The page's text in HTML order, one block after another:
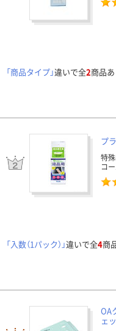
「商品タイプ」違いで全2商品
プ
特
コ
「入数（1パック）」違いで全4商
OA
ェ